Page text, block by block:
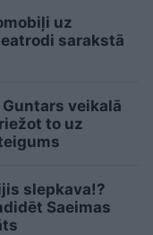
uz
sarakstā
Guntars veikalā
to uz
slepkava!?
Saeimas